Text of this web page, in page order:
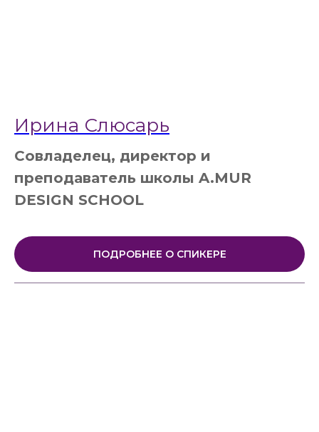
Ирина Слюсарь
Совладелец, директор и
преподаватель школы A.MUR
DESIGN SCHOOL
ПОДРОБНЕЕ О СПИКЕРЕ